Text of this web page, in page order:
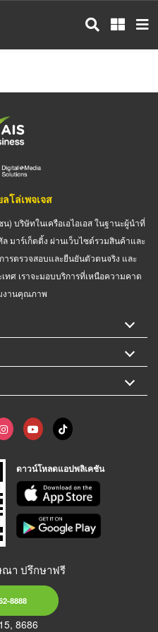
โล่เพจเจส
) บริษัทในเครือเอไอเอส ในฐานะผู้นำที่
าร์เก็ตติ้ง ผ่านเว็บไซต์รวมสินค้าและ
ารตรวจสอบและยืนยันตัวตนจริง และ
ศ เราจะมอบบริการที่เหนือความคาด
งานคุณภาพ
ดาวน์โหลดแอปพลิเคชัน
ณา ปรึกษาฟรี
8888
8686